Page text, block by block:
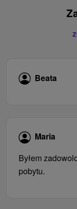
Beata
Maria
Byłem
pobytu.